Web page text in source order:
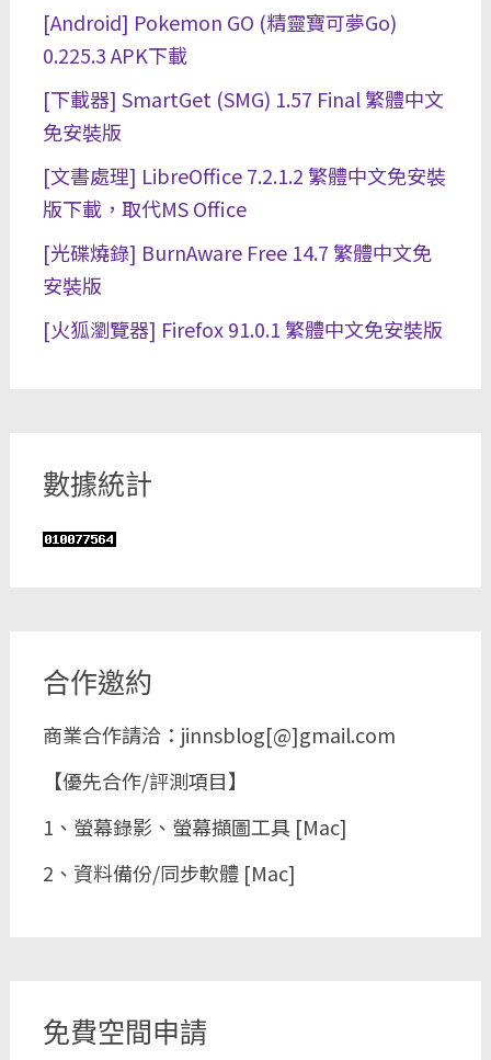
[Android] Pokemon GO (精靈寶可夢Go)
0.225.3 APK下載
[下載器] SmartGet (SMG) 1.57 Final 繁體中文
免安裝版
[文書處理] LibreOffice 7.2.1.2 繁體中文免安裝
版下載，取代MS Office
[光碟燒錄] BurnAware Free 14.7 繁體中文免
安裝版
[火狐瀏覽器] Firefox 91.0.1 繁體中文免安裝版
數據統計
合作邀約
商業合作請洽：jinnsblog[@]gmail.com
【優先合作/評測項目】
1、螢幕錄影、螢幕擷圖工具 [Mac]
2、資料備份/同步軟體 [Mac]
免費空間申請